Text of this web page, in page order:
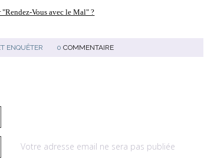
Vous avec le Mal" ?
ENQUÊTER 0 COMMENTAIRE
Votre adresse email ne sera pas publiée